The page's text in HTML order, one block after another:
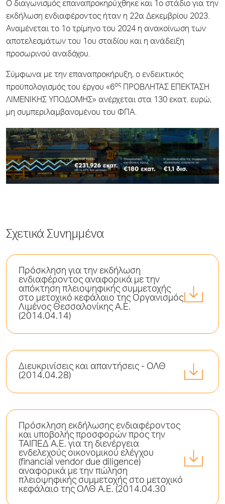
O διαγωνισμός επαναπροκηρύχθηκε και 1ο στάδιο για την
εκδήλωση ενδιαφέροντος ήταν η 22α Δεκεμβρίου 2023.
Αναμένεται το 1ο τρίμηνο του 2024 η ανακοίνωση των
αποτελεσμάτων του 1ου σταδίου και η ανάδειξη
προσωρινού αναδόχου.
Σύμφωνα με την επαναπροκήρυξη, ο ενδεικτικός
προϋπολογισμός του έργου «6ος ΠΡΟΒΛΗΤΑΣ ΕΠΕΚΤΑΣΗ
ΛΙΜΕΝΙΚΗΣ ΥΠΟΔΟΜΗΣ» ανέρχεται στα 130 εκατ. ευρώ,
μη συμπεριλαμβανομένου του ΦΠΑ.
Σχετικά Συνημμένα
Πρόσκληση για την εκδήλωση
ενδιαφέροντος αναφορικά με την
απόκτηση πλειοψηφικής συμμετοχής
στο μετοχικό κεφάλαιο της Οργανισμός
Λιμένος Θεσσαλονίκης Α.Ε.
(2014.04.14)
Διευκρινίσεις και απαντήσεις - ΟΛΘ
(2014.04.28)
Πρόσκληση εκδήλωσης ενδιαφέροντος
και υποβολής προσφορών προς την
ΤΑΙΠΕΔ Α.Ε. για τη διενέργεια
ενδελεχούς οικονομικού ελέγχου
(financial vendor due diligence)
αναφορικά με την πώληση
πλειοψηφικής συμμετοχής στο μετοχικό
κεφάλαιο της ΟΛΘ Α.Ε. (2014.04.30